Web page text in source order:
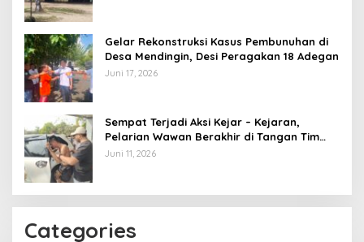
Gelar Rekonstruksi Kasus Pembunuhan di
Desa Mendingin, Desi Peragakan 18 Adegan
Juni 17, 2026
Sempat Terjadi Aksi Kejar – Kejaran,
Pelarian Wawan Berakhir di Tangan Tim
Opsnal Polsek Lubuk Batang, Kaki
Juni 11, 2026
Categories